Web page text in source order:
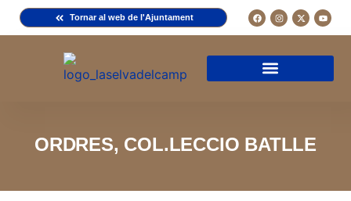
Tornar al web de l'Ajuntament
ORDRES, COL.LECCIO BATLLE